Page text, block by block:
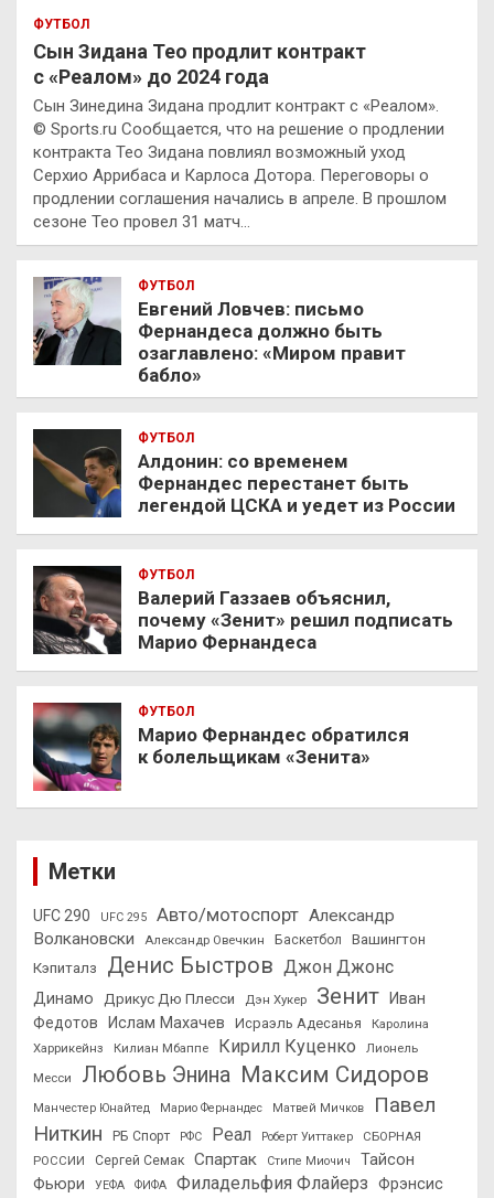
ФУТБОЛ
Сын Зидана Тео продлит контракт
с «Реалом» до 2024 года
Сын Зинедина Зидана продлит контракт с «Реалом».
© Sports.ru Сообщается, что на решение о продлении
контракта Тео Зидана повлиял возможный уход
Серхио Аррибаса и Карлоса Дотора. Переговоры о
продлении соглашения начались в апреле. В прошлом
сезоне Тео провел 31 матч…
ФУТБОЛ
Евгений Ловчев: письмо
Фернандеса должно быть
озаглавлено: «Миром правит
бабло»
ФУТБОЛ
Алдонин: со временем
Фернандес перестанет быть
легендой ЦСКА и уедет из России
ФУТБОЛ
Валерий Газзаев объяснил,
почему «Зенит» решил подписать
Марио Фернандеса
ФУТБОЛ
Марио Фернандес обратился
к болельщикам «Зенита»
Метки
UFC 290 UFC 295 Авто/мотоспорт Александр
Волкановски
Александр Овечкин Баскетбол
Вашингтон
Кэпиталз
Денис Быстров Джон Джонс
Динамо Дрикус Дю Плесси Дэн Хукер Зенит
Иван
Федотов
Ислам Махачев Исраэль Адесанья
Каролина
Харрикейнз
Килиан Мбаппе Кирилл Куценко
Лионель
Месси
Любовь Энина Максим Сидоров
Манчестер Юнайтед Марио Фернандес Матвей Мичков
Павел
Ниткин
РБ Спорт РФС Реал Роберт Уиттакер
СБОРНАЯ
РОССИИ
Сергей Семак Спартак Стипе Миочич
Тайсон
Фьюри
УЕФА ФИФА Филадельфия Флайерз Фрэнсис